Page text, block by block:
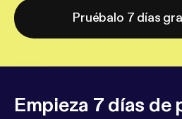
Pruébalo 7 días
Empieza 7 días de